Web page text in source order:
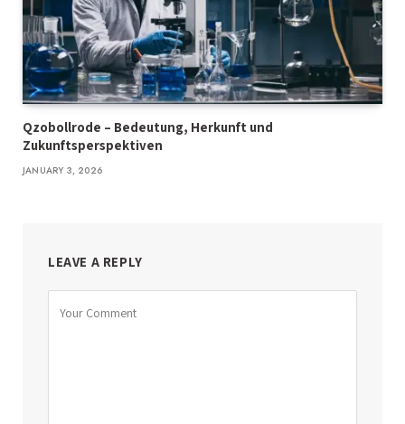
Qzobollrode – Bedeutung, Herkunft und
Zukunftsperspektiven
JANUARY 3, 2026
LEAVE A REPLY